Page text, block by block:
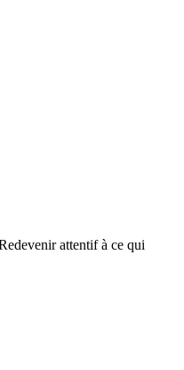
attentif à ce qui